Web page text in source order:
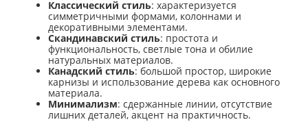
Классический стиль: характеризуется
симметричными формами, колоннами и
декоративными элементами.
Скандинавский стиль: простота и
функциональность, светлые тона и обилие
натуральных материалов.
Канадский стиль: большой простор, широкие
карнизы и использование дерева как основного
материала.
Минимализм: сдержанные линии, отсутствие
лишних деталей, акцент на практичность.